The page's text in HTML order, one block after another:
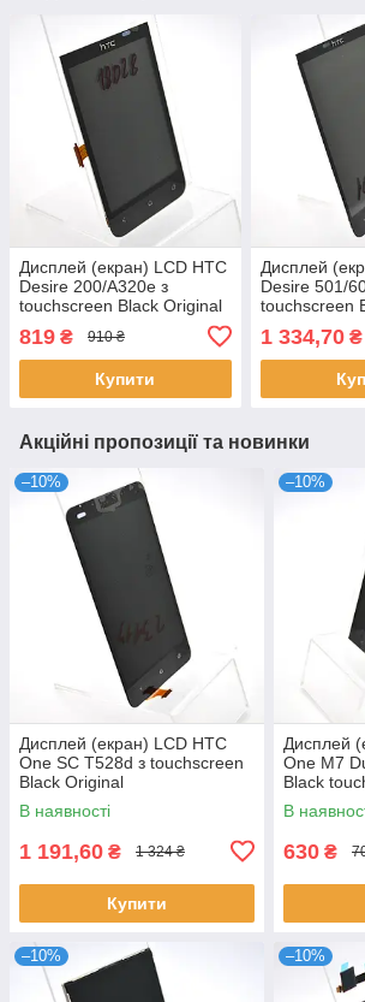
Дисплей (екран) LCD HTC
Desire 200/A320e з
touchscreen Black Original
819 ₴ 910 ₴
Купити
Дисплей
Desire 501/
touchscreen
1 334,70₴
Акційні пропозиції та новинки
–10%
Дисплей (екран) LCD HTC
One SC T528d з touchscreen
Black Original
В наявності
1 191,60 ₴ 1 324 ₴
Купити
–10%
Дисплей
One M7
Black
В
630 ₴
–10% –10%